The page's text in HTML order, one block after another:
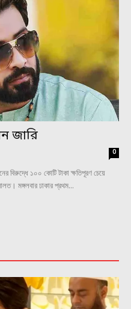
জারি
0
বিরুদ্ধে ১০০ কোটি টাকা ক্ষতিপূরণ চেয়ে
মঙ্গলবার ঢাকার প্রথম...